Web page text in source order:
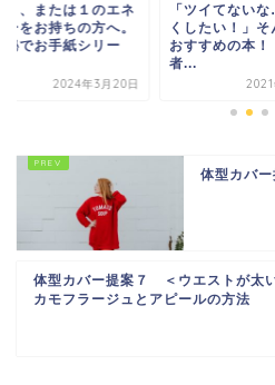
１、または１のエネ
ーをお持ちの方へ。
秘でお手紙シリー
2024年3月20日
「ツイてない
くしたい！」そ
おすすめの本！
者...
体型カバ
体型カバー提案７ ＜ウエストが太
カモフラージュとアピールの方法